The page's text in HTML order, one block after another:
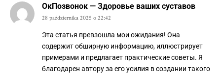
ОкПозвонок — Здоровье ваших суставов
28 października 2025 o 22:42
Эта статья превзошла мои ожидания! Она
содержит обширную информацию, иллюстрирует
примерами и предлагает практические советы. Я
благодарен автору за его усилия в создании такого